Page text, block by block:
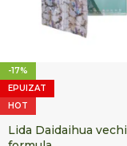
-17%
EPUIZAT
HOT
Lida Daidaihua